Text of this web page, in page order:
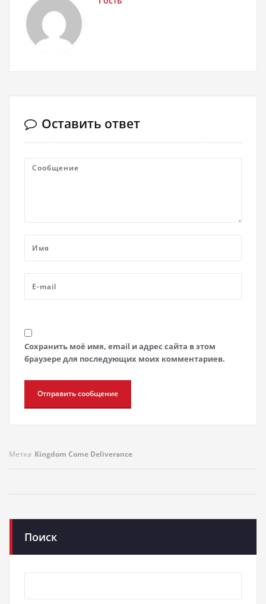
Оставить ответ
Сохранить моё имя, email и адрес сайта в этом
браузере для последующих моих комментариев.
Метка Kingdom Come Deliverance
Поиск